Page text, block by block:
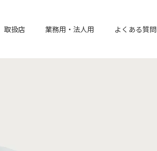
取扱店 業務用・法人用 よくある質問